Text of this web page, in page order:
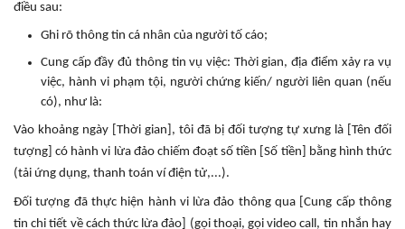
điều sau:
Ghi rõ thông tin cá nhân của người tố cáo;
Cung cấp đầy đủ thông tin vụ việc: Thời gian, địa điểm xảy ra vụ
việc, hành vi phạm tội, người chứng kiến/ người liên quan (nếu
có), như là:
Vào khoảng ngày [Thời gian], tôi đã bị đối tượng tự xưng là [Tên đối
tượng] có hành vi lừa đảo chiếm đoạt số tiền [Số tiền] bằng hình thức
(tải ứng dụng, thanh toán ví điện tử,...).
Đối tượng đã thực hiện hành vi lừa đảo thông qua [Cung cấp thông
tin chi tiết về cách thức lừa đảo] (gọi thoại, gọi video call, tin nhắn hay